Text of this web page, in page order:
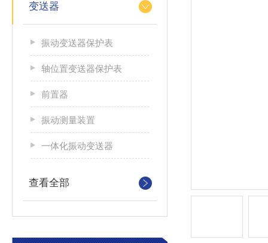
变送器
振动变送器保护表
轴位置变送器保护表
前置器
振动测量装置
一体化振动变送器
查看全部